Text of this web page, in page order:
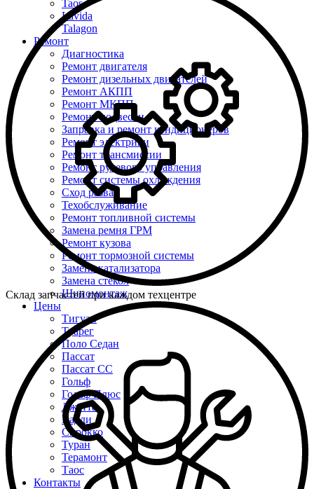
Taos
Lavida
Talagon
Ремонт
Диагностика
Ремонт двигателя
Ремонт дизельных двигателей
Ремонт АКПП
Ремонт МКПП
Ремонт подвески
Заправка и ремонт кондиционеров
Ремонт электрики
Ремонт трансмиссии
Ремонт рулевого управления
Ремонт системы охлаждения
Сход развал
Техобслуживание
Ремонт топливной системы
Замена ремня ГРМ
Ремонт кузова
Ремонт тормозной системы
Замена катализатора
Замена стекол
Шиномонтаж
Цены
Тигуан
Туарег
Поло Седан
Пассат
Пассат СС
Гольф
Гольф Плюс
Джетта
Кадди
Сирокко
Туран
Терамонт
Таос
Контакты
Склад запчастей при каждом техцентре